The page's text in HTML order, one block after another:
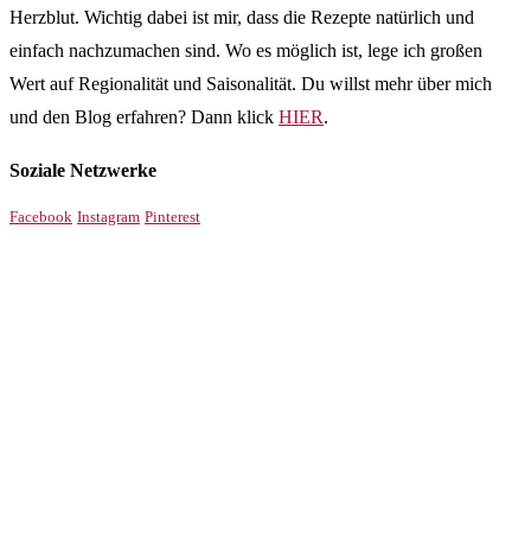
Herzblut. Wichtig dabei ist mir, dass die Rezepte natürlich und
einfach nachzumachen sind. Wo es möglich ist, lege ich großen
Wert auf Regionalität und Saisonalität. Du willst mehr über mich
und den Blog erfahren? Dann klick HIER.
Soziale Netzwerke
Facebook Instagram Pinterest